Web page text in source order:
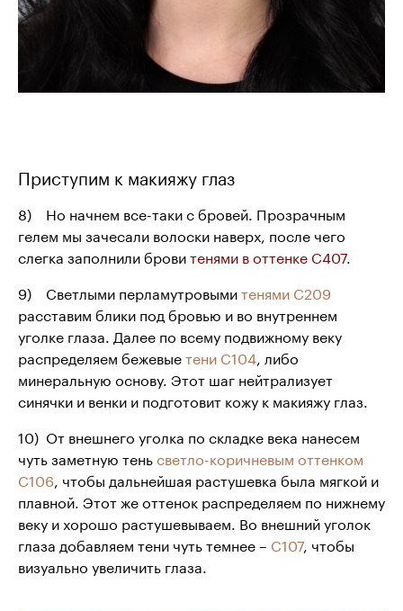
Приступим к макияжу глаз
8) Но начнем все-таки с бровей. Прозрачным
гелем мы зачесали волоски наверх, после чего
слегка заполнили бровитенями в оттенке С407.
9) Светлыми перламутровымитенями С209
расставим блики под бровью и во внутреннем
уголке глаза. Далее по всему подвижному веку
распределяем бежевыетени С104 , либо
минеральную основу. Этот шаг нейтрализует
синячки и венки и подготовит кожу к макияжу глаз.
10) От внешнего уголка по складке века нанесем
чуть заметную теньсветло-коричневым оттенком
С106 , чтобы дальнейшая растушевка была мягкой и
плавной. Этот же оттенок распределяем по нижнему
веку и хорошо растушевываем. Во внешний уголок
глаза добавляем тени чуть темнее – С107, чтобы
визуально увеличить глаза.